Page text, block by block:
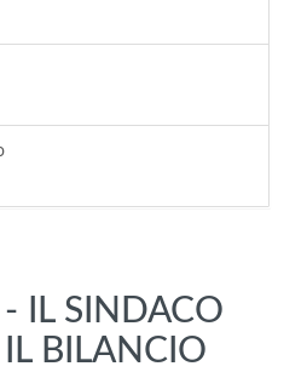
IL SINDACO
BILANCIO